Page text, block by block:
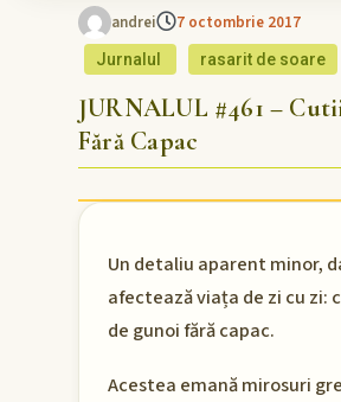
andrei 7 octombrie 2017
Jurnalul rasarit de soare
JURNALUL #461 –
Fără Capac
Un detaliu aparent minor,
afectează viața de zi cu zi:
de gunoi fără capac.
Acestea emană mirosuri